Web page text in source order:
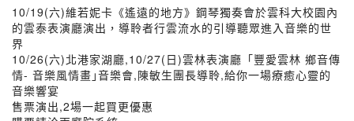
10/19(六)維若妮卡《遙遠的地方》鋼琴獨奏會於雲科大校園內
的雲泰表演廳演出，導聆者行雲流水的引導聽眾進入音樂的世
界
10/26(六)北港家湖廳,10/27(日)雲林表演廳「豐愛雲林 鄉音傳
情- 音樂風情畫｣音樂會,陳敏生團長導聆,給你一場療癒心靈的
音樂響宴
售票演出,2場一起買更優惠